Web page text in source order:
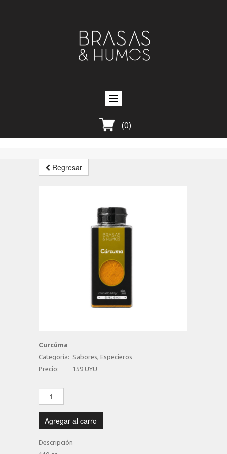
(0)
Regresar
Curcúma
Categoría: Sabores, Especieros
Precio:
159 UYU
Agregar al carro
Descripción